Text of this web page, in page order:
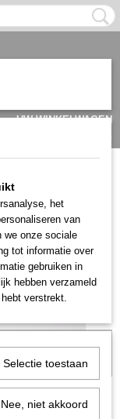
UW WINKELWAGEN
(0)
>
in de zaak is
met u op.
het
van
we onze sociale
tot informatie over
gebruiken in
hebben verzameld
verstrekt.
Selectie toestaan
Nee, niet akkoord